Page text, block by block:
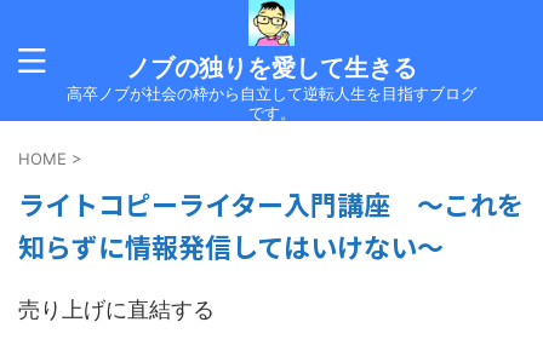
ノブの独りを愛して生きる
高卒ノブが社会の枠から自立して逆転人生を目指すブログ
です。
HOME >
ライトコピーライター入門講座 ～これを
知らずに情報発信してはいけない～
売り上げに直結する